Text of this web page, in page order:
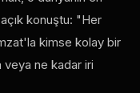
konuştu: "Her
kimse kolay bir
veya ne kadar iri